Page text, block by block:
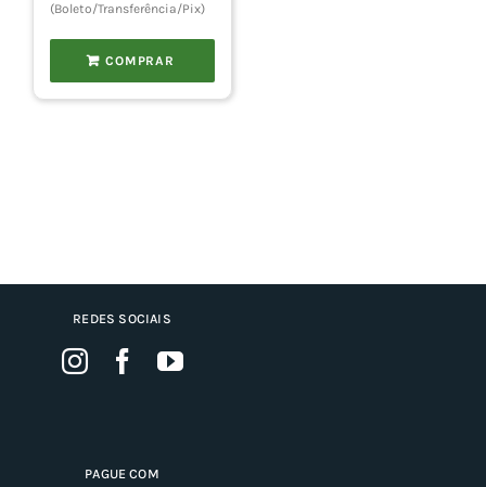
(Boleto/Transferência/Pix)
COMPRAR
REDES SOCIAIS
PAGUE COM